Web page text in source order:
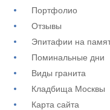
Портфолио
Отзывы
Эпитафии на
Поминальные дни
Виды гранита
Кладбища Москвы
Карта сайта